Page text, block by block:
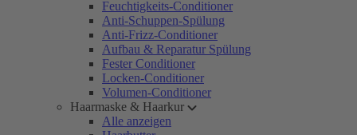
Feuchtigkeits-Conditioner
Anti-Schuppen-Spülung
Anti-Frizz-Conditioner
Aufbau & Reparatur Spülung
Fester Conditioner
Locken-Conditioner
Volumen-Conditioner
Haarmaske & Haarkur
Alle anzeigen